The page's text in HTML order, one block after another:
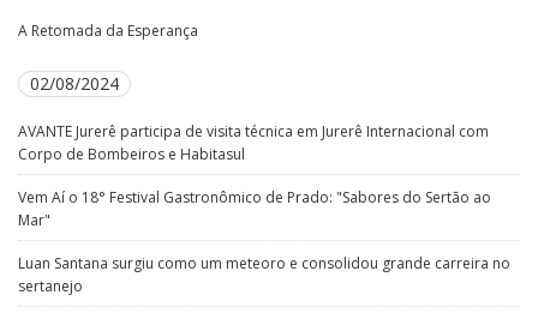
A Retomada da Esperança
02/08/2024
AVANTE Jurerê participa de visita técnica em Jurerê Internacional com
Corpo de Bombeiros e Habitasul
Vem Aí o 18° Festival Gastronômico de Prado: "Sabores do Sertão ao
Mar"
Luan Santana surgiu como um meteoro e consolidou grande carreira no
sertanejo